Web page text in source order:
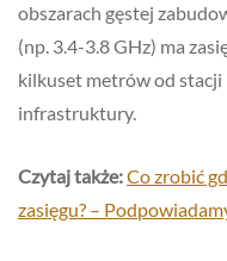
obszarach gęstej
(np. 3.4-3.8 GHz) ma
kilkuset metrów od stacji
infrastruktury.
Czytaj także:Co zrobić
zasięgu? –